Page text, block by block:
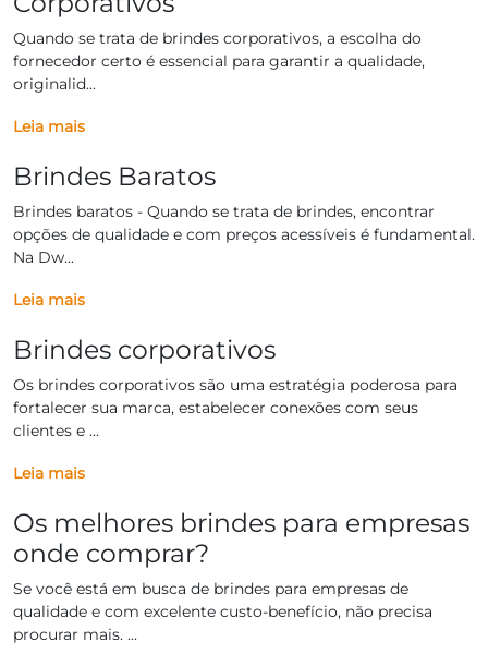
Quando se trata de brindes corporativos, a escolha do
fornecedor certo é essencial para garantir a qualidade,
originalid...
Leia mais
Brindes Baratos
Brindes baratos - Quando se trata de brindes, encontrar
opções de qualidade e com preços acessíveis é fundamental.
Na Dw...
Leia mais
Brindes corporativos
Os brindes corporativos são uma estratégia poderosa para
fortalecer sua marca, estabelecer conexões com seus
clientes e ...
Leia mais
Os melhores brindes para empresas
onde comprar?
Se você está em busca de brindes para empresas de
qualidade e com excelente custo-benefício, não precisa
procurar mais. ...